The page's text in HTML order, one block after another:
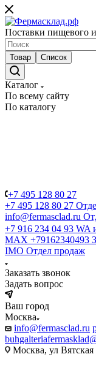
Поставки пищевого
Товар Список
Каталог
По всему сайту
По каталогу
+7 495 128 80 27
+7 495 128 80 27
info@fermasclad.ru
+7 916 234 04 93 WA
MAX +79162340493
IMO Отдел продаж
Заказать звонок
Задать вопрос
Ваш город
Москва
info@fermasclad.ru
Москва, ул Вятская